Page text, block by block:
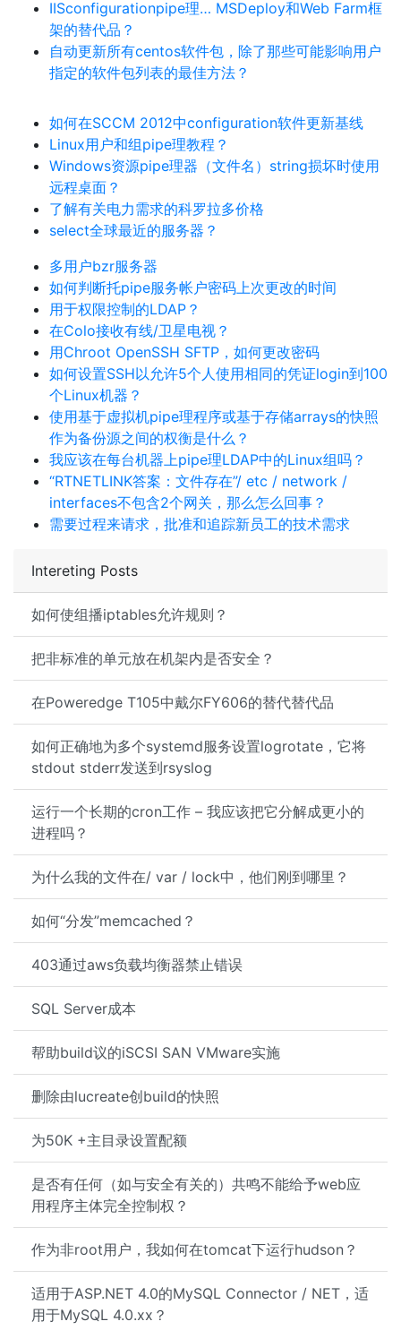
Intereting Posts
如何使组播iptables允许规则？
把非标准的单元放在机架内是否安全？
在Poweredge T105中戴尔FY606的替代替代品
如何正确地为多个systemd服务设置logrotate，它将
stdout stderr发送到rsyslog
运行一个长期的cron工作 – 我应该把它分解成更小的
进程吗？
为什么我的文件在/ var / lock中，他们刚到哪里？
如何“分发”memcached？
403通过aws负载均衡器禁止错误
SQL Server成本
帮助build议的iSCSI SAN VMware实施
删除由lucreate创build的快照
为50K +主目录设置配额
是否有任何（如与安全有关的）共鸣不能给予web应
用程序主体完全控制权？
作为非root用户，我如何在tomcat下运行hudson？
适用于ASP.NET 4.0的MySQL Connector / NET，适
用于MySQL 4.0.xx？
IISconfigurationpipe理… MSDeploy和Web Farm框
架的替代品？
自动更新所有centos软件包，除了那些可能影响用户
指定的软件包列表的最佳方法？
如何在SCCM 2012中configuration软件更新基线
Linux用户和组pipe理教程？
Windows资源pipe理器（文件名）string损坏时使用
远程桌面？
了解有关电力需求的科罗拉多价格
select全球最近的服务器？
多用户bzr服务器
如何判断托pipe服务帐户密码上次更改的时间
用于权限控制的LDAP？
在Colo接收有线/卫星电视？
用Chroot OpenSSH SFTP，如何更改密码
如何设置SSH以允许5个人使用相同的凭证login到100
个Linux机器？
使用基于虚拟机pipe理程序或基于存储arrays的快照
作为备份源之间的权衡是什么？
我应该在每台机器上pipe理LDAP中的Linux组吗？
“RTNETLINK答案：文件存在”/ etc / network /
interfaces不包含2个网关，那么怎么回事？
需要过程来请求，批准和追踪新员工的技术需求